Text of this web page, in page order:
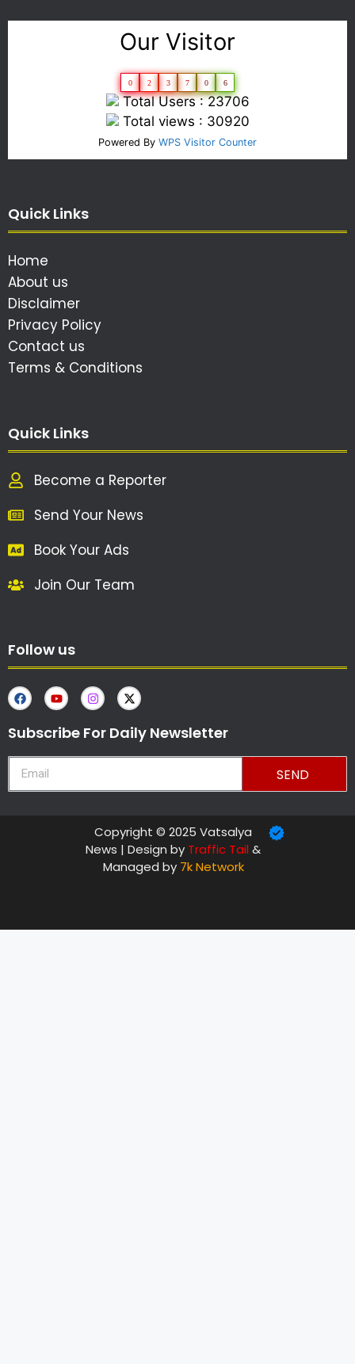
Our Visitor
0 2 3 7 0 6
Total Users : 23706
Total views : 30920
Powered By WPS Visitor Counter
Quick Links
Home
About us
Disclaimer
Privacy Policy
Contact us
Terms & Conditions
Quick Links
Become a Reporter
Send Your News
Book Your Ads
Join Our Team
Follow us
Subscribe For Daily Newsletter
SEND
Copyright © 2025 Vatsalya
News | Design by Traffic Tail&
Managed by 7k Network